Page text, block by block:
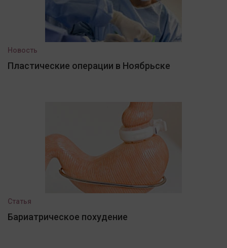
Новость
Пластические операции в Ноябрьске
Статья
Бариатрическое похудение